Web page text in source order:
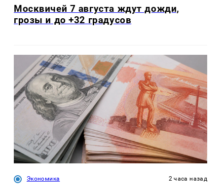
Москвичей 7 августа ждут дожди,
грозы и до +32 градусов
Экономика 2 часа назад